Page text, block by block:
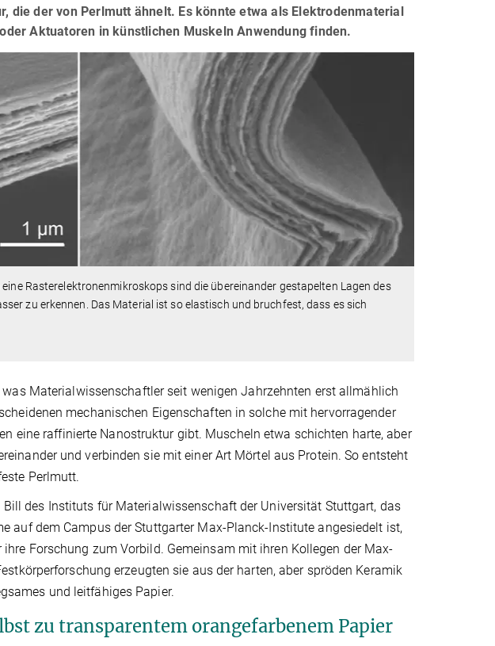
die der von Perlmutt ähnelt. Es könnte etwa als Elektrodenmaterial
Aktuatoren in künstlichen Muskeln Anwendung finden.
Rasterelektronenmikroskops sind die übereinander gestapelten Lagen des
zu erkennen. Das Material ist so elastisch und bruchfest, dass es sich
Materialwissenschaftler seit wenigen Jahrzehnten erst allmählich
mechanischen Eigenschaften in solche mit hervorragender
eine raffinierte Nanostruktur gibt. Muscheln etwa schichten harte, aber
und verbinden sie mit einer Art Mörtel aus Protein. So entsteht
Perlmutt.
des Instituts für Materialwissenschaft der Universität Stuttgart, das
auf dem Campus der Stuttgarter Max-Planck-Institute angesiedelt ist,
Forschung zum Vorbild. Gemeinsam mit ihren Kollegen der Max-
erzeugten sie aus der harten, aber spröden Keramik
und leitfähiges Papier.
zu transparentem orangefarbenem Papier